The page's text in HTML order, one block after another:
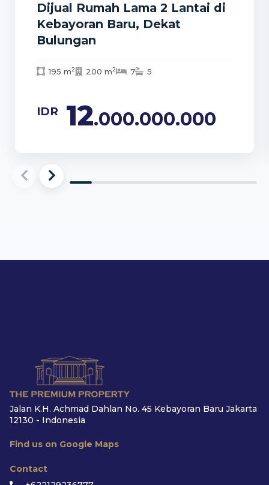
Dijual Rumah Lama 2 Lantai di
Kebayoran Baru, Dekat
Bulungan
195 m2 200 m2 7 5
IDR 12.000.000.000
Jalan K.H. Achmad Dahlan No. 45 Kebayoran Baru Jakarta
12130 - Indonesia
Find us on Google Maps
Contact